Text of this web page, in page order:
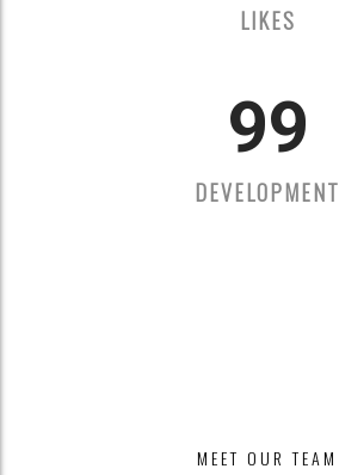
LIKES
99
DEVELOPMENT
MEET OUR TEAM